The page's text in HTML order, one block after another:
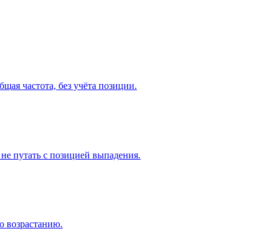
частота, без учёта позиции.
путать с позицией выпадения.
возрастанию.